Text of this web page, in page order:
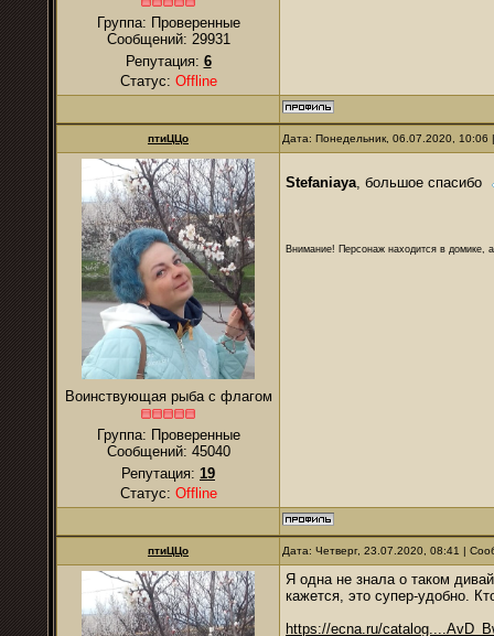
Группа: Проверенные
Сообщений: 29931
Репутация: 6
Статус: Offline
птиЦЦо Дата: Понедельник, 06.07.2020,
Воинствующая рыба с флагом
Группа: Проверенные
Сообщений: 45040
Репутация: 19
Статус: Offline
Stefaniaya , большое спасибо
Внимание! Персонаж находится в домике,
птиЦЦо Дата: Четверг, 23.07.2020, 08:41 |
Я одна не знала о таком
кажется, это супер-удобно.
https://ecna.ru/